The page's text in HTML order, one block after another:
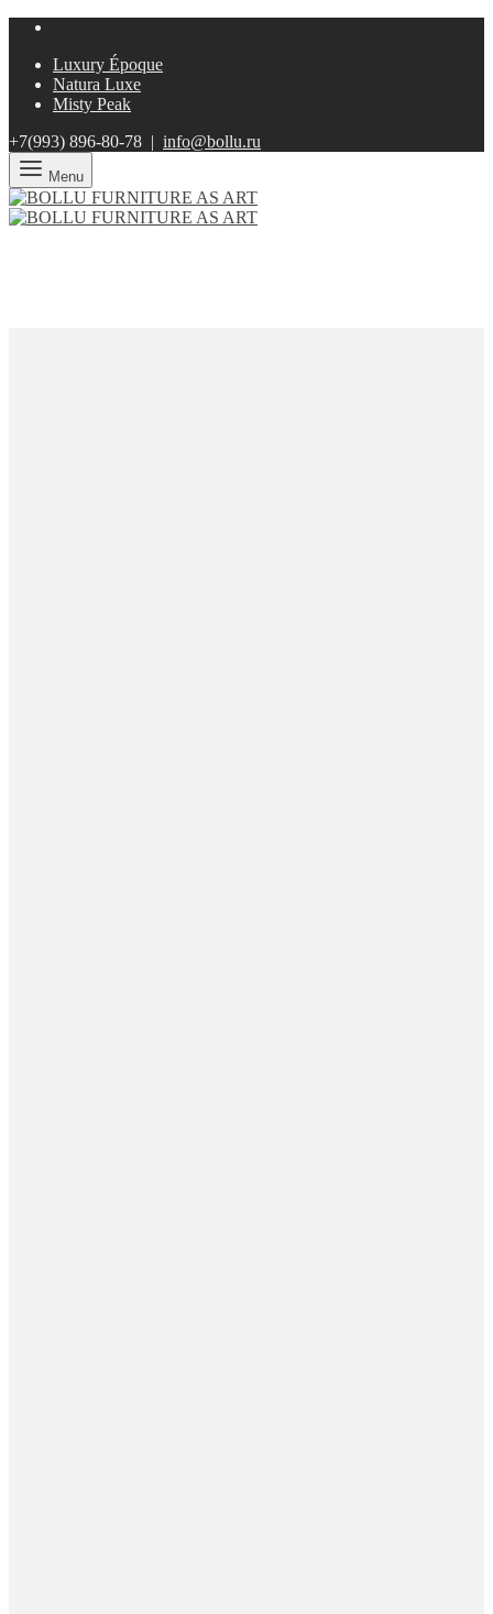
Luxury Époque
Natura Luxe
Misty Peak
+7(993) 896-80-78 | info@bollu.ru
Menu